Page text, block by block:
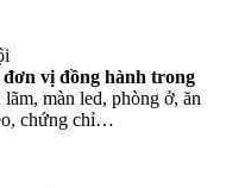
vị đồng hành trong
màn led, phòng ở, ăn
chứng chỉ…